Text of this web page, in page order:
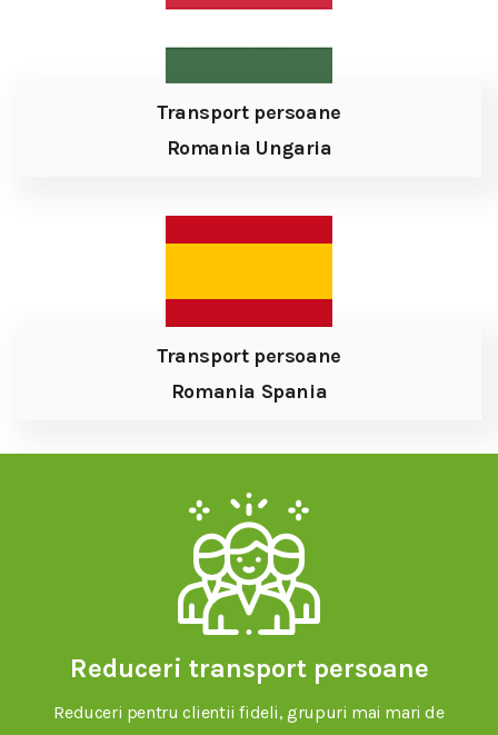
Transport persoane
Romania Ungaria
Transport persoane
Romania Spania
Reduceri transport persoane
Reduceri pentru clientii fideli, grupuri mai mari de